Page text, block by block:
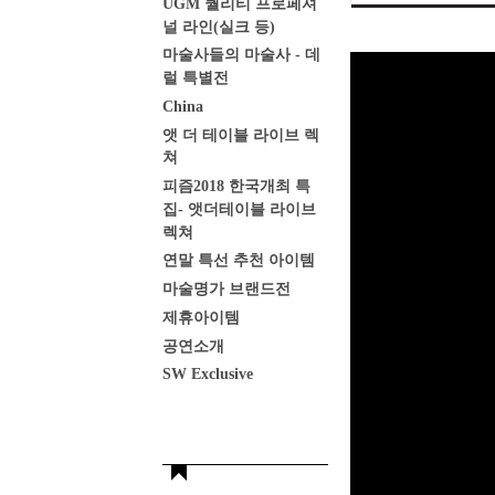
UGM 퀄리티 프로페셔
널 라인(실크 등)
마술사들의 마술사 - 데
럴 특별전
China
앳 더 테이블 라이브 렉
쳐
피즘2018 한국개최 특
집- 앳더테이블 라이브
렉쳐
연말 특선 추천 아이템
마술명가 브랜드전
제휴아이템
공연소개
SW Exclusive